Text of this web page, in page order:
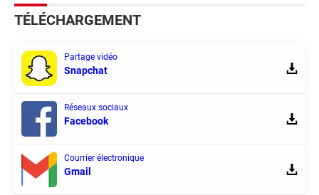
TÉLÉCHARGEMENT
Partage vidéo
Snapchat
Réseaux sociaux
Facebook
Courrier électronique
Gmail